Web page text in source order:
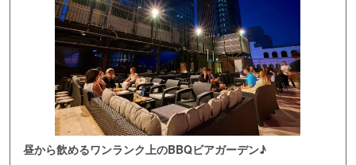
昼から飲めるワンランク上のBBQビアガーデン♪